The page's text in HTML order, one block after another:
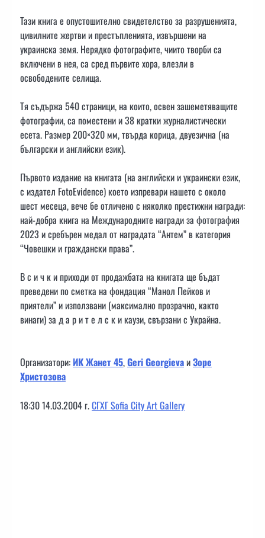
Тази книга е опустошително свидетелство за разрушенията,
цивилните жертви и престъпленията, извършени на
украинска земя. Нерядко фотографите, чиито творби са
включени в нея, са сред първите хора, влезли в
освободените селища.
Тя съдържа 540 страници, на които, освен зашеметяващите
фотографии, са поместени и 38 кратки журналистически
есета. Размер 200×320 мм, твърда корица, двуезична (на
български и английски език).
Първото издание на книгата (на английски и украински език,
с издател FotoEvidence) което изпревари нашето с около
шест месеца, вече бе отличено с няколко престижни награди:
най-добра книга на Международните награди за фотография
2023 и сребърен медал от наградата “Антем” в категория
“Човешки и граждански права”.
В с и ч к и приходи от продажбата на книгата ще бъдат
преведени по сметка на фондация “Манол Пейков и
приятели” и използвани (максимално прозрачно, както
винаги) за д а р и т е л с к и каузи, свързани с Украйна.
Организатори: ИК Жанет 45,Geri GeorgievaиЗоре
Христозова
18:30 14.03.2004 г.СГХГ Sofia City Art Gallery